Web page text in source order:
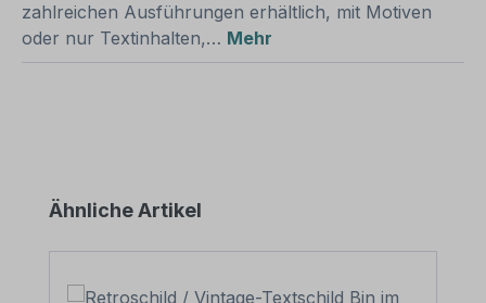
zahlreichen Ausführungen erhältlich, mit Motiven
oder nur Textinhalten,… Mehr
Produktgalerie überspringen
Ähnliche Artikel